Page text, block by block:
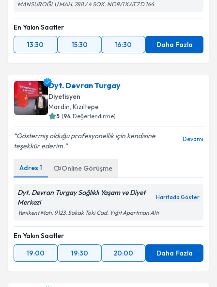
MANSUROĞLU MAH. 288 / 4 SOK. NO9/1 KAT7 D 164
En Yakın Saatler
13:30
15:30 16:30 Daha Fazla
Dyt. Devran Turgay
Diyetisyen
Mardin, Kızıltepe
5 (94 Değerlendirme)
Göstermiş olduğu profesyonellik için kendisine
teşekkür ederim.
Devamı
Adres 1 Online Görüşme
Dyt. Devran Turgay Sağlıklı Yaşam ve Diyet
Merkezi
Haritada Göster
Yenikent Mah. 9123. Sokak Toki Cad. Yiğit Apartman Altı
En Yakın Saatler
19:00
19:30 20:00 Daha Fazla